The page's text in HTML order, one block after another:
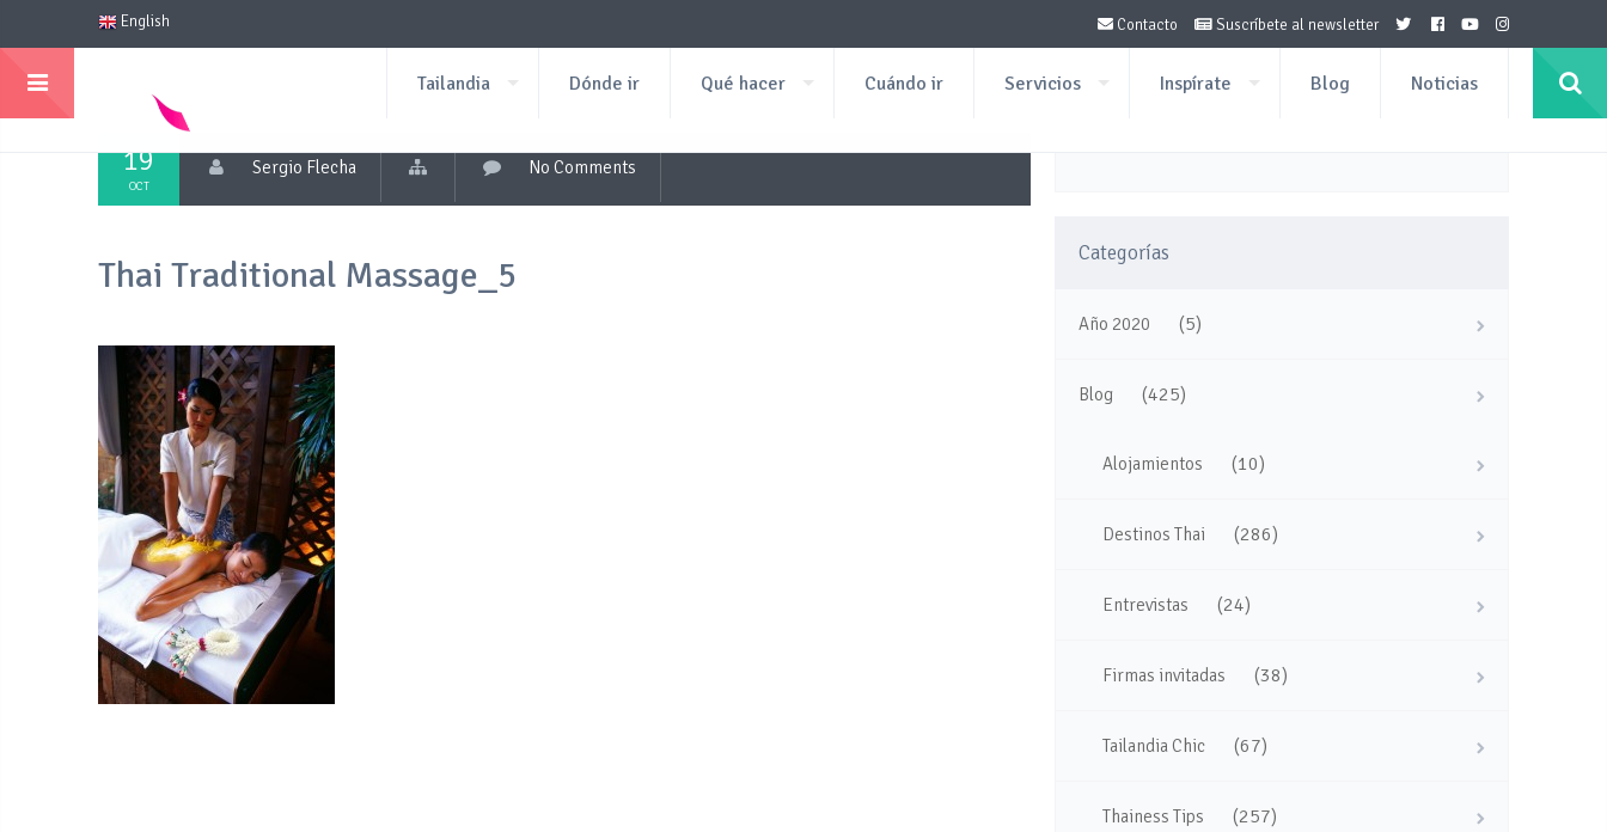
English Contacto Suscríbete al newsletter
Tailandia Dónde ir Qué hacer Cuándo ir Servicios Inspírate Blog Noticias
19
OCT
Sergio Flecha No Comments
Thai Traditional Massage_5
Categorías
Año 2020 (5)
Blog (425)
Alojamientos (10)
Destinos Thai (286)
Entrevistas (24)
Firmas invitadas (38)
Tailandia Chic (67)
Thainess Tips (257)